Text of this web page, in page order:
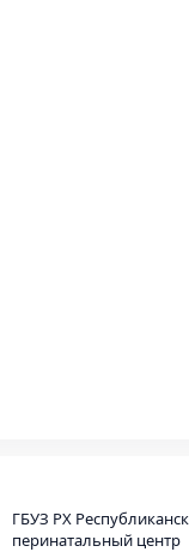
ГБУЗ РХ
перинатальный центр